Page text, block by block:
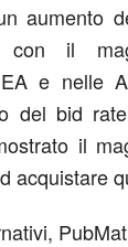
aumento
con il
e nelle
del bid
il
acquistare